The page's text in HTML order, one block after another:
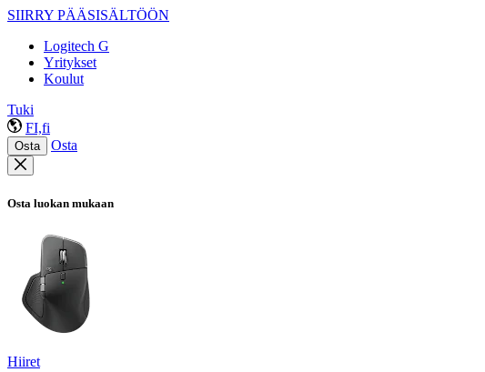
SIIRRY PÄÄSISÄLTÖÖN
Logitech G
Yritykset
Koulut
Tuki
FI,fi
Osta Osta
Osta luokan mukaan
Hiiret